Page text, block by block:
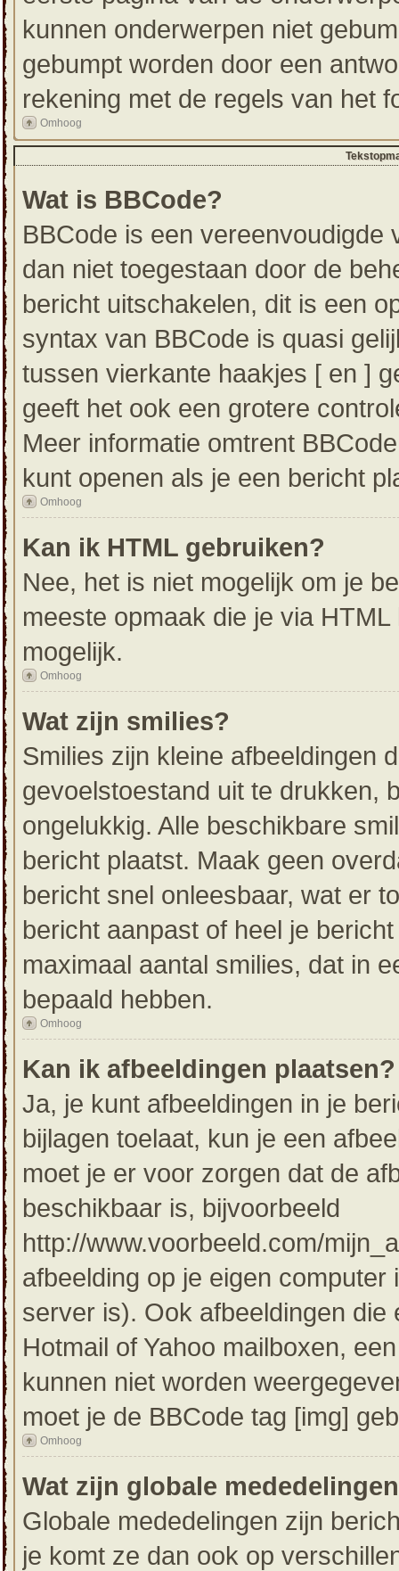
kunnen onderwerpen niet
gebumpt worden door een
rekening met de regels van het
Omhoog
Wat is BBCode?
BBCode is een
dan niet toegestaan door de
bericht uitschakelen, dit is een
syntax van BBCode is quasi
tussen vierkante haakjes [ en ]
geeft het ook een grotere
Meer informatie omtrent
kunt openen als je een bericht
Omhoog
Kan ik HTML gebruiken?
Nee, het is niet mogelijk om je
meeste opmaak die je via
mogelijk.
Omhoog
Wat zijn smilies?
Smilies zijn kleine afbeeldingen
gevoelstoestand uit te drukken,
ongelukkig. Alle beschikbare
bericht plaatst. Maak geen
bericht snel onleesbaar, wat er
bericht aanpast of heel je
maximaal aantal smilies, dat in
bepaald hebben.
Omhoog
Kan ik afbeeldingen plaatsen?
Ja, je kunt afbeeldingen in je
bijlagen toelaat, kun je een
moet je er voor zorgen dat de
beschikbaar is, bijvoorbeeld
http://www.voorbeeld.com/
afbeelding op je eigen
server is). Ook afbeeldingen
Hotmail of Yahoo mailboxen,
kunnen niet worden
moet je de BBCode tag [img]
Omhoog
Wat zijn globale
Globale mededelingen zijn
je komt ze dan ook op